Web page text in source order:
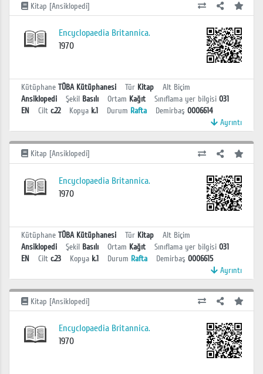
Kitap [Ansiklopedi]
Encyclopaedia Britannica.
1970
Kütüphane TÜBA Kütüphanesi Tür Kitap
Alt Biçim
Ansiklopedi
Şekil Basılı Ortam Kağıt Sınıflama yer bilgisi 031
EN
Cilt c.22 Kopya k.1 Durum Rafta Demirbaş 0006614
Ayrıntı
Kitap [Ansiklopedi]
Encyclopaedia Britannica.
1970
Kütüphane TÜBA Kütüphanesi Tür Kitap
Alt Biçim
Ansiklopedi
Şekil Basılı Ortam Kağıt Sınıflama yer bilgisi 031
EN
Cilt c.23 Kopya k.1 Durum Rafta Demirbaş 0006615
Ayrıntı
Kitap [Ansiklopedi]
Encyclopaedia Britannica.
1970